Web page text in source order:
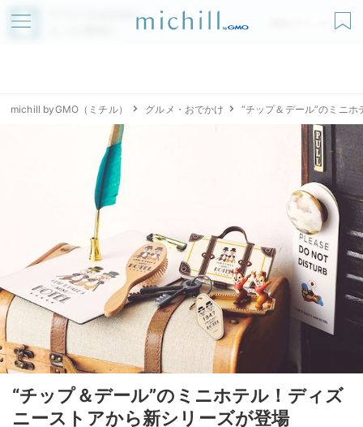
アプリでmichillが
無料ダウンロード
michill byGMO（ミチル） グルメ・おでかけ “チップ＆デール”のミニ
“チップ＆デール”のミニホテル！ディズ
ニーストアから新シリーズが登場